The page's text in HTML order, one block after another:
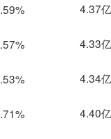
4.37亿
4.33亿
4.34亿
4.40亿